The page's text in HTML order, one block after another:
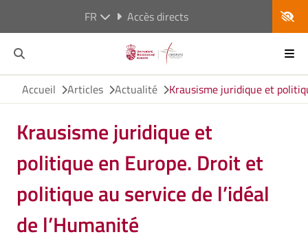
FR Accès directs
Accueil Articles Actualité Krausisme juridique et
Krausisme juridique et
politique en Europe. Droit et
politique au service de l’idéal
de l’Humanité